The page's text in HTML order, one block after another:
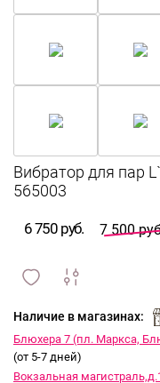
6 750 руб. 7 500
и
Наличие в магазинах:
Блюхера 7 (пл. Маркса,
(от 5-7 дней)
Вокзальная